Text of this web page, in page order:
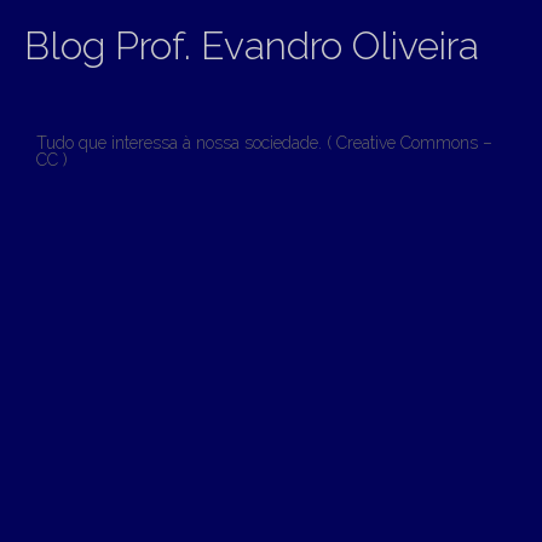
Blog Prof. Evandro Oliveira
Tudo que interessa à nossa sociedade. ( Creative Commons –
CC )